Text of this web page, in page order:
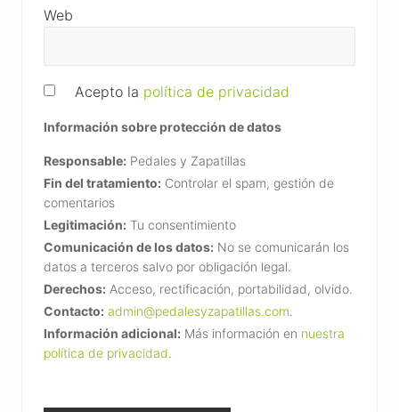
Web
Acepto la política de privacidad
Información sobre protección de datos
Responsable: Pedales y Zapatillas
Fin del tratamiento: Controlar el spam, gestión de
comentarios
Legitimación: Tu consentimiento
Comunicación de los datos: No se comunicarán los
datos a terceros salvo por obligación legal.
Derechos: Acceso, rectificación, portabilidad, olvido.
Contacto: admin@pedalesyzapatillas.com.
Información adicional: Más información en nuestra
política de privacidad.